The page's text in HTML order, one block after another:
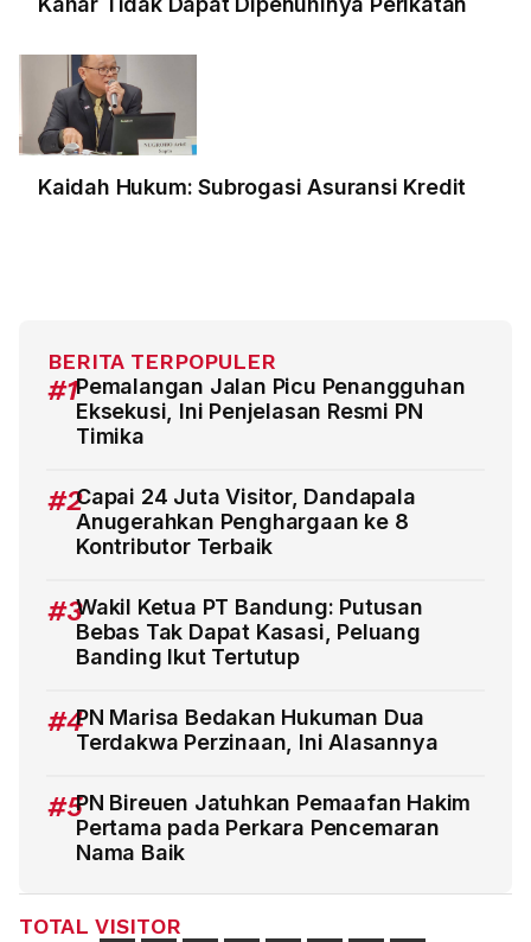
Kaidah Hukum: Subrogasi Asuransi Kredit
BERITA TERPOPULER
#1Pemalangan Jalan Picu Penangguhan
Eksekusi, Ini Penjelasan Resmi PN
Timika
#2Capai 24 Juta Visitor, Dandapala
Anugerahkan Penghargaan ke 8
Kontributor Terbaik
#3Wakil Ketua PT Bandung: Putusan
Bebas Tak Dapat Kasasi, Peluang
Banding Ikut Tertutup
#4PN Marisa Bedakan Hukuman Dua
Terdakwa Perzinaan, Ini Alasannya
#5PN Bireuen Jatuhkan Pemaafan Hakim
Pertama pada Perkara Pencemaran
Nama Baik
TOTAL VISITOR